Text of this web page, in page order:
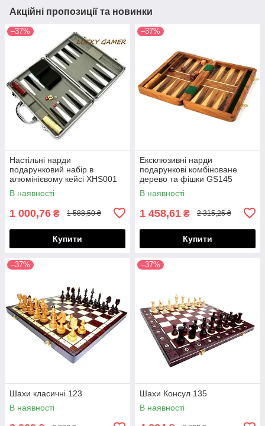
Акційні пропозиції та новинки
–37%
Настільні нарди
подарунковий набір в
алюмінієвому кейсі XHS001
В наявності
1 000,76 ₴ 1 588,50 ₴
Купити
–37%
Ексклюзивні нарди
подарункові комбіноване
дерево та фішки GS145
В наявності
1 458,61 ₴ 2 315,25 ₴
Купити
–37%
Шахи класичні 123
В наявності
–37%
Шахи Консул 135
В наявності